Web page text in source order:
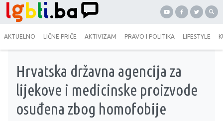
AKTUELNO LIČNE PRIČE AKTIVIZAM PRAVO I POLITIKA LIFESTYLE
Hrvatska državna agencija za
lijekove i medicinske proizvode
osuđena zbog homofobije